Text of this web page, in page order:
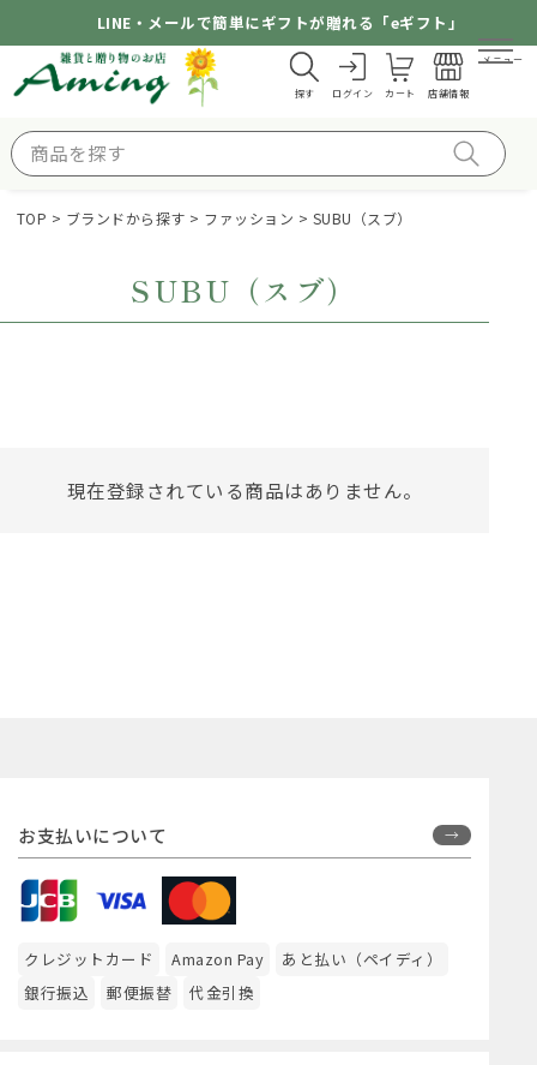
LINE・メールで簡単にギフトが贈れる「eギフト」
探す ログイン カート 店舗情報
メニュー
TOP ブランドから探す ファッション SUBU（スブ）
SUBU（スブ）
現在登録されている商品はありません。
お支払いについて
クレジットカード Amazon Pay
あと払い（ペイディ）
銀行振込
郵便振替 代金引換